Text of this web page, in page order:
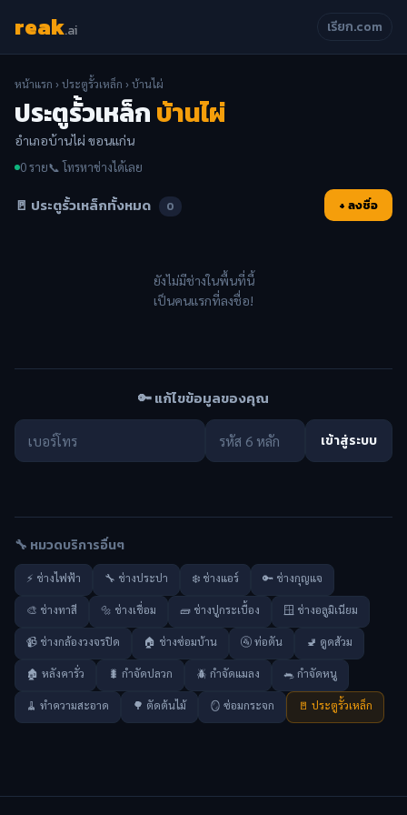
reak.ai เรียก.com
หน้าแรก ›ประตูรั้วเหล็ก › บ้านไผ่
ประตูรั้วเหล็กบ้านไผ่
อำเภอบ้านไผ่ ขอนแก่น
0 ราย📞 โทรหาช่างได้เลย
🚪 ประตูรั้วเหล็กทั้งหมด 0 + ลงชื่อ
ยังไม่มีช่างในพื้นที่นี้
เป็นคนแรกที่ลงชื่อ!
🔑 แก้ไขข้อมูลของคุณ
เข้าสู่ระบบ
🔧 หมวดบริการอื่นๆ
⚡ ช่างไฟฟ้า 🔧 ช่างประปา ❄️ ช่างแอร์ 🔑 ช่างกุญแจ
🎨 ช่างทาสี 🔩 ช่างเชื่อม 🧱 ช่างปูกระเบื้อง 🪟 ช่างอลูมิเนียม
📹 ช่างกล้องวงจรปิด 🏠 ช่างซ่อมบ้าน 🚰 ท่อตัน 🚽 ดูดส้วม
🏚️ หลังคารั่ว 🐛 กำจัดปลวก 🪲 กำจัดแมลง 🐀 กำจัดหนู
🧹 ทำความสะอาด 🌳 ตัดต้นไม้ 🪞 ซ่อมกระจก 🚪 ประตูรั้วเหล็ก